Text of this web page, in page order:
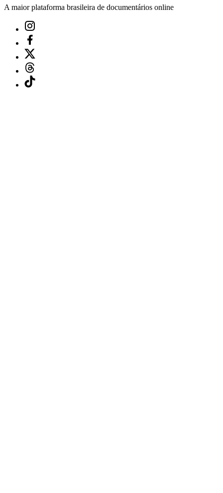
A maior plataforma brasileira de documentários online